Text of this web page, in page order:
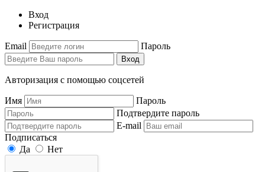
Вход
Регистрация
Email Пароль
Вход
Авторизация с помощью соцсетей
Имя
Пароль
Подтвердите пароль
E-mail
Подписаться
Да
Нет